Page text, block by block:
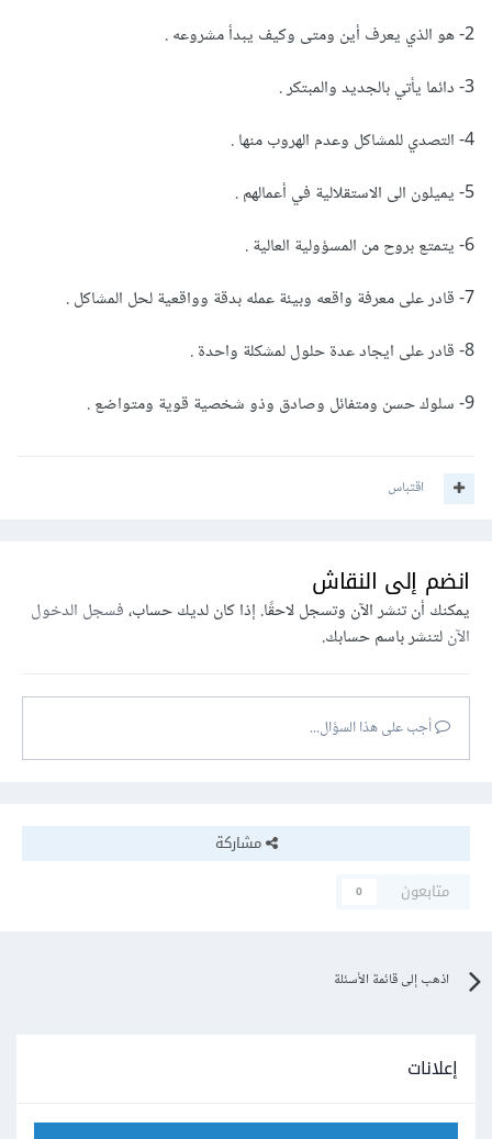
2- هو الذي يعرف أين ومتى وكيف يبدأ مشروعه .
3- دائما يأتي بالجديد والمبتكر .
4- التصدي للمشاكل وعدم الهروب منها .
5- يميلون الى الاستقلالية في أعمالهم .
6- يتمتع بروح من المسؤولية العالية .
7- قادر على معرفة واقعه وبيئة عمله بدقة وواقعية لحل المشاكل .
8- قادر على ايجاد عدة حلول لمشكلة واحدة .
9- سلوك حسن ومتفائل وصادق وذو شخصية قوية ومتواضع .
اقتباس
انضم إلى النقاش
يمكنك أن تنشر الآن وتسجل لاحقًا. إذا كان لديك حساب،فسجل الدخول
الآنلتنشر باسم حسابك.
أجب على هذا السؤال...
مشاركة
متابعون
0
اذهب إلى قائمة الأسئلة
إعلانات